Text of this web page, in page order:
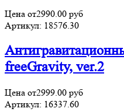
Цена от2990.00 руб
Артикул: 18576.30
freeGravity, ver.2
Цена от2999.00 руб
Артикул: 16337.60